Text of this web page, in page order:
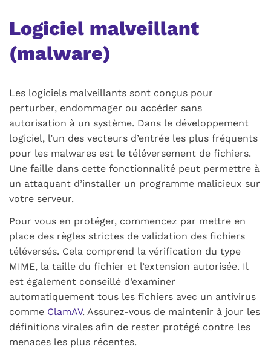
Logiciel malveillant
(malware)
Les logiciels malveillants sont conçus pour
perturber, endommager ou accéder sans
autorisation à un système. Dans le développement
logiciel, l’un des vecteurs d’entrée les plus fréquents
pour les malwares est le téléversement de fichiers.
Une faille dans cette fonctionnalité peut permettre à
un attaquant d’installer un programme malicieux sur
votre serveur.
Pour vous en protéger, commencez par mettre en
place des règles strictes de validation des fichiers
téléversés. Cela comprend la vérification du type
MIME, la taille du fichier et l’extension autorisée. Il
est également conseillé d’examiner
automatiquement tous les fichiers avec un antivirus
comme ClamAV. Assurez-vous de maintenir à jour les
définitions virales afin de rester protégé contre les
menaces les plus récentes.